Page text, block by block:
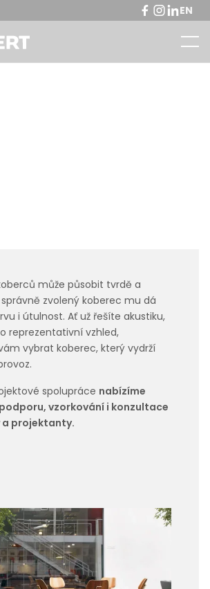
EN
může působit tvrdě a
zvolený koberec mu dá
i útulnost. Ať už řešíte akustiku,
reprezentativní vzhled,
vybrat koberec, který vydrží
spolupráce nabízíme
vzorkování i konzultace
projektanty.